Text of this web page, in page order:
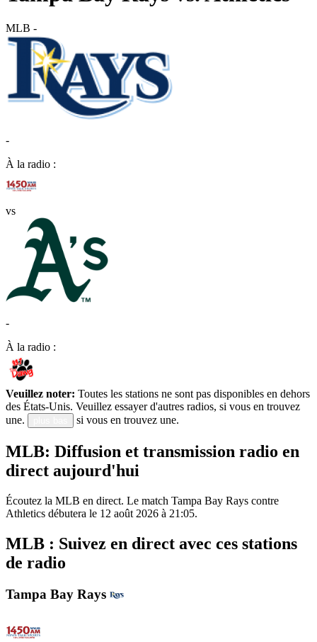
MLB -
-
À la radio :
vs
-
À la radio :
Veuillez noter: Toutes les stations ne sont pas disponibles en dehors
des États-Unis. Veuillez essayer d'autres radios, si vous en trouvez
une.
si vous en trouvez une.
MLB: Diffusion et transmission radio en
direct aujourd'hui
Écoutez la MLB en direct. Le match Tampa Bay Rays contre
Athletics débutera le 12 août 2026 à 21:05.
MLB : Suivez en direct avec ces stations
de radio
Tampa Bay Rays